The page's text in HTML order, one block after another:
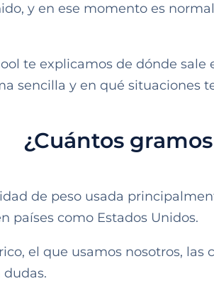
y en ese momento es
te explicamos de dónde
sencilla y en qué situaciones
¿Cuántos
de peso usada
países como Estados Unidos.
el que usamos nosotros, las